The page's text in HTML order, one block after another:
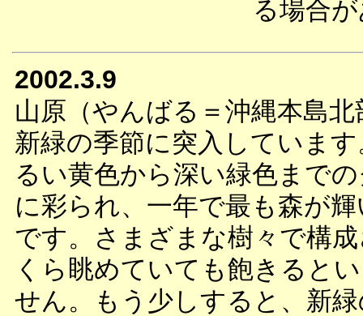
る場合
2002.3.9
山原（やんばる＝沖縄本島
新緑の季節に突入していま
るい黄色から深い緑色まで
に彩られ、一年で最も森が
です。さまざまな樹々で構
くら眺めていても飽きると
せん。もう少しすると、新